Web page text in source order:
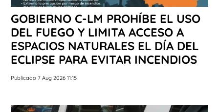
GOBIERNO C-LM PROHÍBE EL USO
DEL FUEGO Y LIMITA ACCESO A
ESPACIOS NATURALES EL DÍA DEL
ECLIPSE PARA EVITAR INCENDIOS
Publicado 7 Aug 2026 11:15